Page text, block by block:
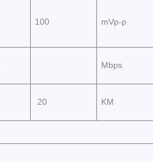
100 mVp-p
Mbps
20 KM